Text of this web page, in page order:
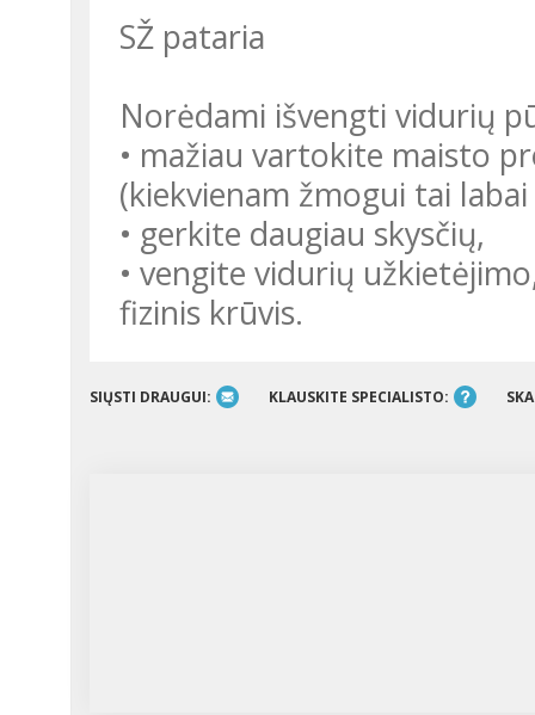
SŽ pataria
Norėdami išvengti vidurių
• mažiau vartokite maisto
(kiekvienam žmogui tai
• gerkite daugiau skysčių,
• vengite vidurių
fizinis krūvis.
SIŲSTI DRAUGUI: KLAUSKITE SPECIALISTO: